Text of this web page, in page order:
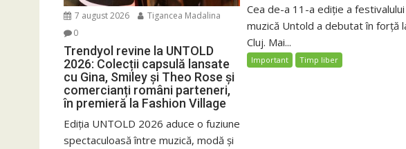
7 august 2026
Tigancea Madalina
0
Trendyol revine la UNTOLD
2026: Colecții capsulă lansate
cu Gina, Smiley și Theo Rose și
comercianți români parteneri,
în premieră la Fashion Village
Ediția UNTOLD 2026 aduce o fuziune
spectaculoasă între muzică, modă și
Cea de-a 11-a ediție a
muzică Untold a debutat în forță
Cluj. Mai...
Important Timp liber